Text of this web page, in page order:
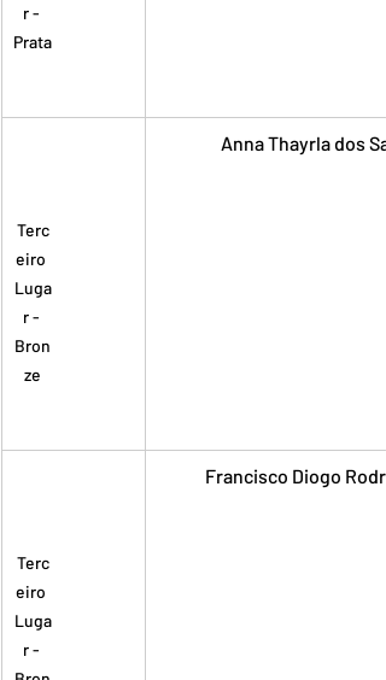
r -
Prata
Terc
eiro
Luga
r -
Bron
ze
Anna Thayrla dos
Terc
eiro
Luga
r -
Francisco Diogo